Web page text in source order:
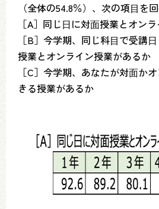
（全体の54.8％）、次の項⽬を
［A］同じ⽇に対⾯授業とオン
［B］今学期、同じ科⽬で受講
授業とオンライン授業があるか
［C］今学期、あなたが対⾯か
きる授業があるか